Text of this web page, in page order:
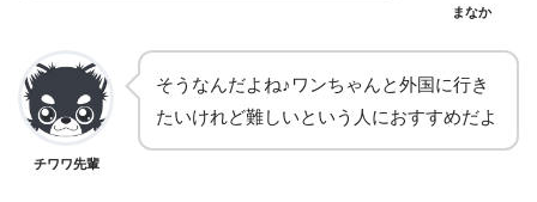
まなか
チワワ先輩
そうなんだよね♪ワンちゃんと外国に行き
たいけれど難しいという人におすすめだよ